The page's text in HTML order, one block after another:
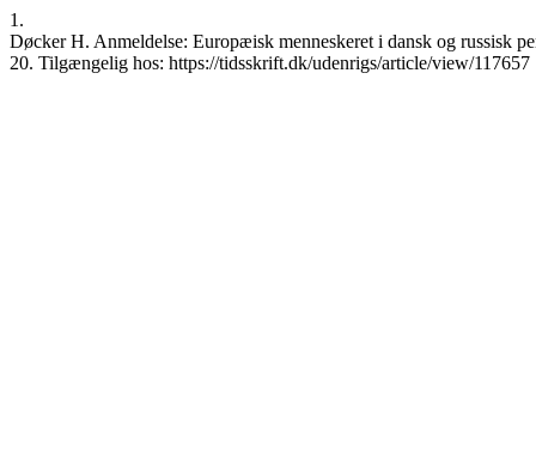
1.
Døcker H. Anmeldelse: Europæisk menneskeret i dansk og russisk
20. Tilgængelig hos: https://tidsskrift.dk/udenrigs/article/view/117657